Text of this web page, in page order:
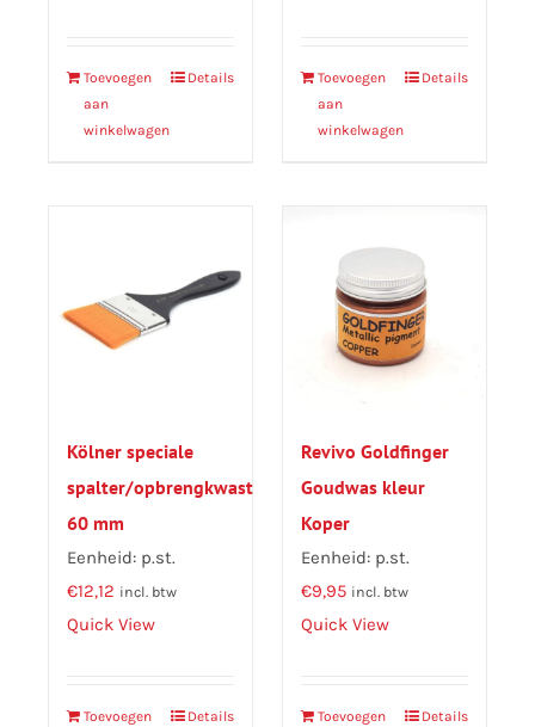
Toevoegen
aan
winkelwagen
Details
Toevoegen
aan
winkelwagen
Details
Kölner speciale
spalter/opbrengkwast
60 mm
Eenheid: p.st.
€12,12 incl. btw
Quick View
Toevoegen
Details
Revivo Goldfinger
Goudwas kleur
Koper
Eenheid: p.st.
€9,95 incl. btw
Quick View
Toevoegen
Details